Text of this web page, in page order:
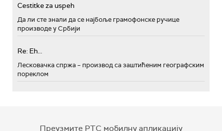
Cestitke za uspeh
Да ли сте знали да се најбоље грамофонске ручице
производе у Србији
Re: Eh...
Лесковачка спржа – производ са заштићеним географским
пореклом
Преузмите РТС мобилну апликацију